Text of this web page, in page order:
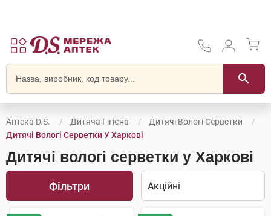
Аптека D.S. Дитяча Гігієна
Дитячі Вологі Серветки
Дитячі Вологі Серветки У Харкові
Дитячі вологі серветки у Харкові
Фільтри